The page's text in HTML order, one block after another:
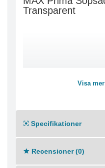
Transparent
Visa
Specifikationer
Recensioner (0)